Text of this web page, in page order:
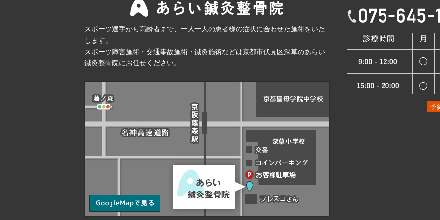
スポーツ選手から高齢者まで、一人一人の患者様の症状に合わせた施術をいた
します。
スポーツ障害施術・交通事故施術・鍼灸施術などは京都市伏見区深草のあらい
鍼灸整骨院にお任せください。
予